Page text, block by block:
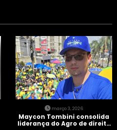
março 3, 2026
Maycon Tombini consolida
liderança do Agro de direita